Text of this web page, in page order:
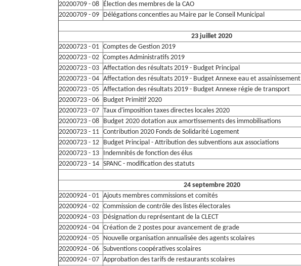
20200709 - 08 Élection des membres de la CAO
20200709 - 09 Délégations concenties au Maire par le Conseil Municipal
23 juillet 2020
20200723 - 01 Comptes de Gestion 2019
20200723 - 02 Comptes Administratifs 2019
20200723 - 03 Affectation des résultats 2019 - Budget Principal
20200723 - 04 Affectation des résultats 2019 - Budget Annexe eau et assainissement
20200723 - 05 Affectation des résultats 2019 - Budget Annexe régie de transport
20200723 - 06 Budget Primitif 2020
20200723 - 07 Taux d'imposition taxes directes locales 2020
20200723 - 08 Budget 2020 dotation aux amortissements des immobilisations
20200723 - 11 Contribution 2020 Fonds de Solidarité Logement
20200723 - 12 Budget Principal - Attribution des subventions aux associations
20200723 - 13 Indemnités de fonction des élus
20200723 - 14 SPANC - modification des statuts
24 septembre 2020
20200924 - 01 Ajouts membres commissions et comités
20200924 - 02 Commission de contrôle des listes électorales
20200924 - 03 Désignation du représentant de la CLECT
20200924 - 04 Création de 2 postes pour avancement de grade
20200924 - 05 Nouvelle organisation annualisée des agents scolaires
20200924 - 06 Subventions coopératives scolaires
20200924 - 07 Approbation des tarifs de restaurants scolaires